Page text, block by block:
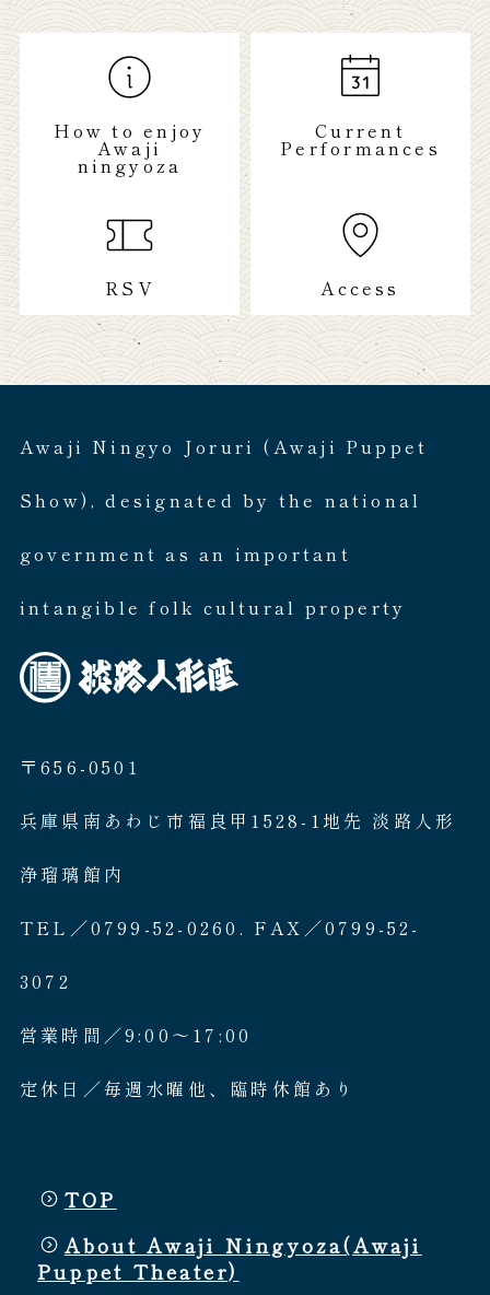
How to enjoy
Awaji
ningyoza
Current
Performances
RSV Access
Awaji Ningyo Joruri (Awaji Puppet
Show), designated by the national
government as an important
intangible folk cultural property
〒656-0501
兵庫県南あわじ市福良甲1528-1地先 淡路人形
浄瑠璃館内
TEL／0799-52-0260. FAX／0799-52-
3072
営業時間／9:00〜17:00
定休日／毎週水曜他、臨時休館あり
TOP
About Awaji Ningyoza(Awaji
Puppet Theater)